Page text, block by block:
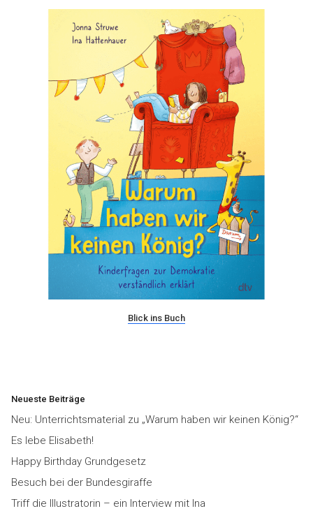
Blick ins Buch
Neueste Beiträge
Neu: Unterrichtsmaterial zu „Warum haben wir keinen König?“
Es lebe Elisabeth!
Happy Birthday Grundgesetz
Besuch bei der Bundesgiraffe
Triff die Illustratorin – ein Interview mit Ina